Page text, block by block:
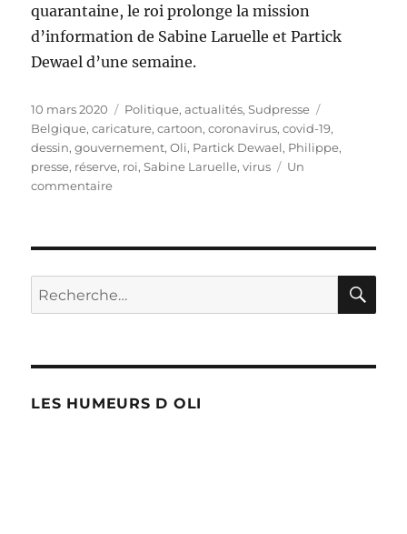
quarantaine, le roi prolonge la mission
d’information de Sabine Laruelle et Partick
Dewael d’une semaine.
Publié
le
10 mars 2020 Catégories
Politique, actualités,Sudpresse
Belgique,caricature,cartoon,coronavirus,covid-19,
dessin,gouvernement,Oli, Partick Dewael, Philippe,
presse, réserve, roi,Sabine Laruelle,virus
Un
commentairesur
!
Recherche
pour :
LES HUMEURS D OLI